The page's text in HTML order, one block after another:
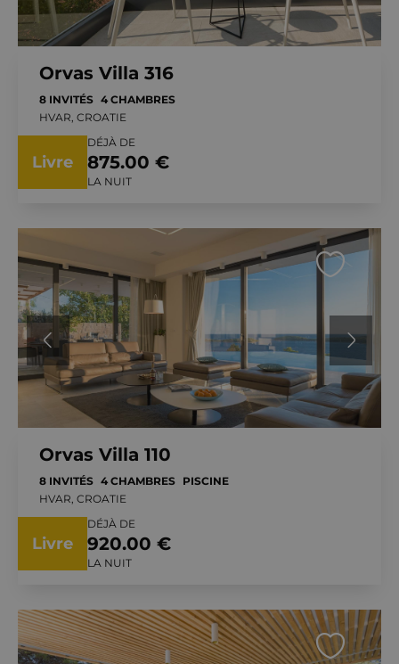
Orvas Villa 316
8 INVITÉS 4 CHAMBRES
HVAR, CROATIE
Livre
DÉJÀ DE
875.00 €
LA NUIT
Orvas Villa 110
8 INVITÉS 4 CHAMBRES PISCINE
HVAR, CROATIE
Livre
DÉJÀ DE
920.00 €
LA NUIT